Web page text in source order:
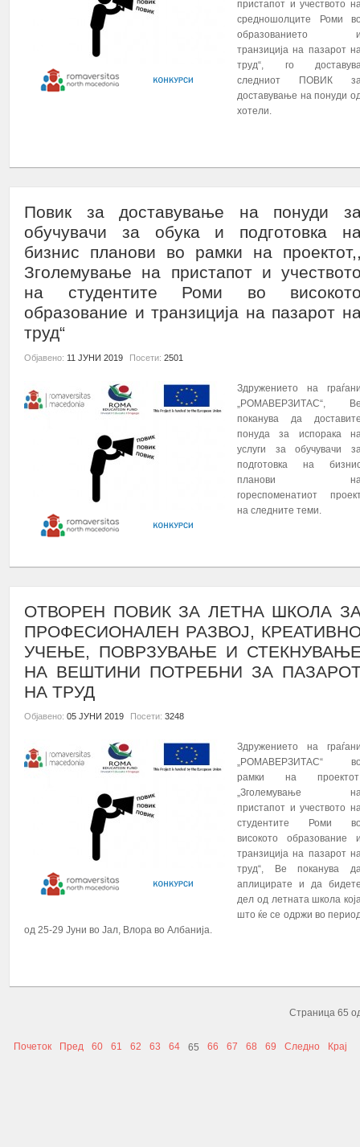
пристапот и учеството
средношолците Роми
образованието
транзиција на пазарот
труд“, го
следниот ПОВИК
доставување на понуди
хотели.
Повик за доставување на понуди
обучувачи за обука и подготовка
бизнис планови во рамки на
Зголемување на пристапот и
на студентите Роми во
образование и транзиција на пазарот
труд“
Објавено: 11 ЈУНИ 2019 Посети: 2501
Здружението на
„РОМАВЕРЗИТАС“,
поканува да
понуда за испорака
услуги за обучувачи
подготовка на
планови
гореспоменатиот
на следните теми.
ОТВОРЕН ПОВИК ЗА ЛЕТНА ШКОЛА
ПРОФЕСИОНАЛЕН РАЗВОЈ,
УЧЕЊЕ, ПОВРЗУВАЊЕ И
НА ВЕШТИНИ ПОТРЕБНИ ЗА
НА ТРУД
Објавено: 05 ЈУНИ 2019 Посети: 3248
Здружението на
„РОМАВЕРЗИТАС“
рамки на
„Зголемување
пристапот и учеството
студентите Роми
високото образование
транзиција на пазарот
труд“, Ве поканува
аплицирате и да
дел од летната школа
што ќе се одржи во
од 25-29 Јуни во Јал, Влора во Албанија.
Страница 65
Почеток Пред 60 61 62 63 64 65 66 67 68 69 Следно Крај
Во рамките на проектот: „Зголемување на пристапот
студентите Роми во високото образов...
МЕЛИСА
ПРИВАТНИОТ
ТЕТОВО
За мене
организација
надоградување и полесен начин до
како и место за споделување на